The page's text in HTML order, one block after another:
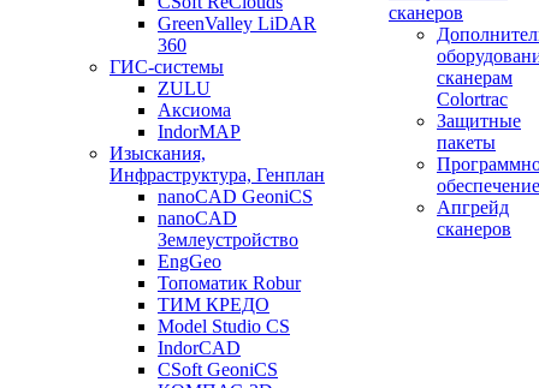
GreenValley LiDAR
360
ГИС-системы
ZULU
Аксиома
IndorMAP
Изыскания,
Инфраструктура, Генплан
nanoCAD GeoniCS
nanoCAD
Землеустройство
EngGeo
Топоматик Robur
ТИМ КРЕДО
Model Studio CS
IndorCAD
CSoft GeoniCS
сканеров
сканерам
Colortrac
Защитные
пакеты
обеспечение
Апгрейд
сканеров